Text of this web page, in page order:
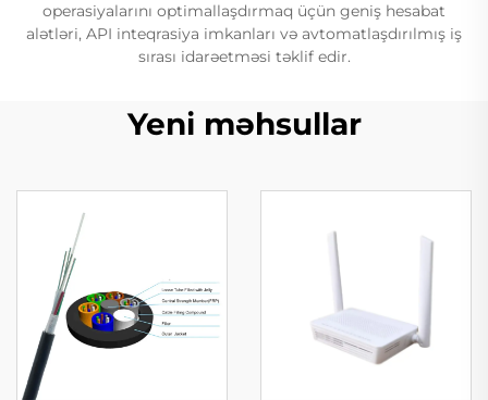
operasiyalarını optimallaşdırmaq üçün geniş hesabat
alətləri, API inteqrasiya imkanları və avtomatlaşdırılmış iş
sırası idarəetməsi təklif edir.
Yeni məhsullar